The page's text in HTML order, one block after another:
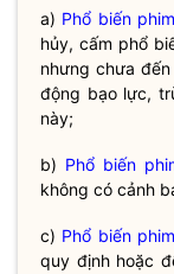
a) Phổ biến phim
hủy, cấm phổ
nhưng chưa
động bạo lực,
này;
b) Phổ biến
không có cảnh
c) Phổ biến phim
quy định hoặc